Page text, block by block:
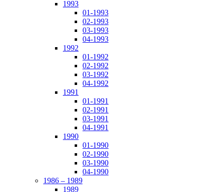
1993
01-1993
02-1993
03-1993
04-1993
1992
01-1992
02-1992
03-1992
04-1992
1991
01-1991
02-1991
03-1991
04-1991
1990
01-1990
02-1990
03-1990
04-1990
1986 – 1989
1989